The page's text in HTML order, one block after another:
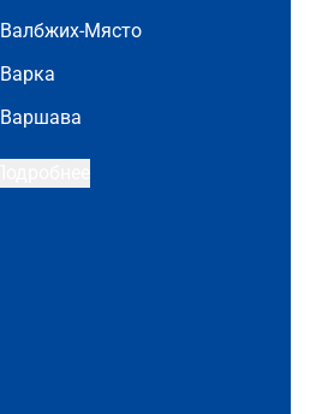
Валбжих-Място
Варка
Варшава